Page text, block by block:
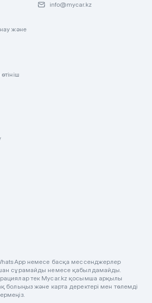
және
info@mycar.kz
немесе басқа мессенджерлер
сұрамайды немесе қабылдамайды.
тек Mycar.kz қосымша арқылы
және карта деректері мен төлемді